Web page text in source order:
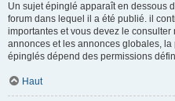
Un sujet épinglé apparaît en dessous
forum dans lequel il a été publié. il
importantes et vous devez le
annonces et les annonces globales,
épinglés dépend des permissions
Haut